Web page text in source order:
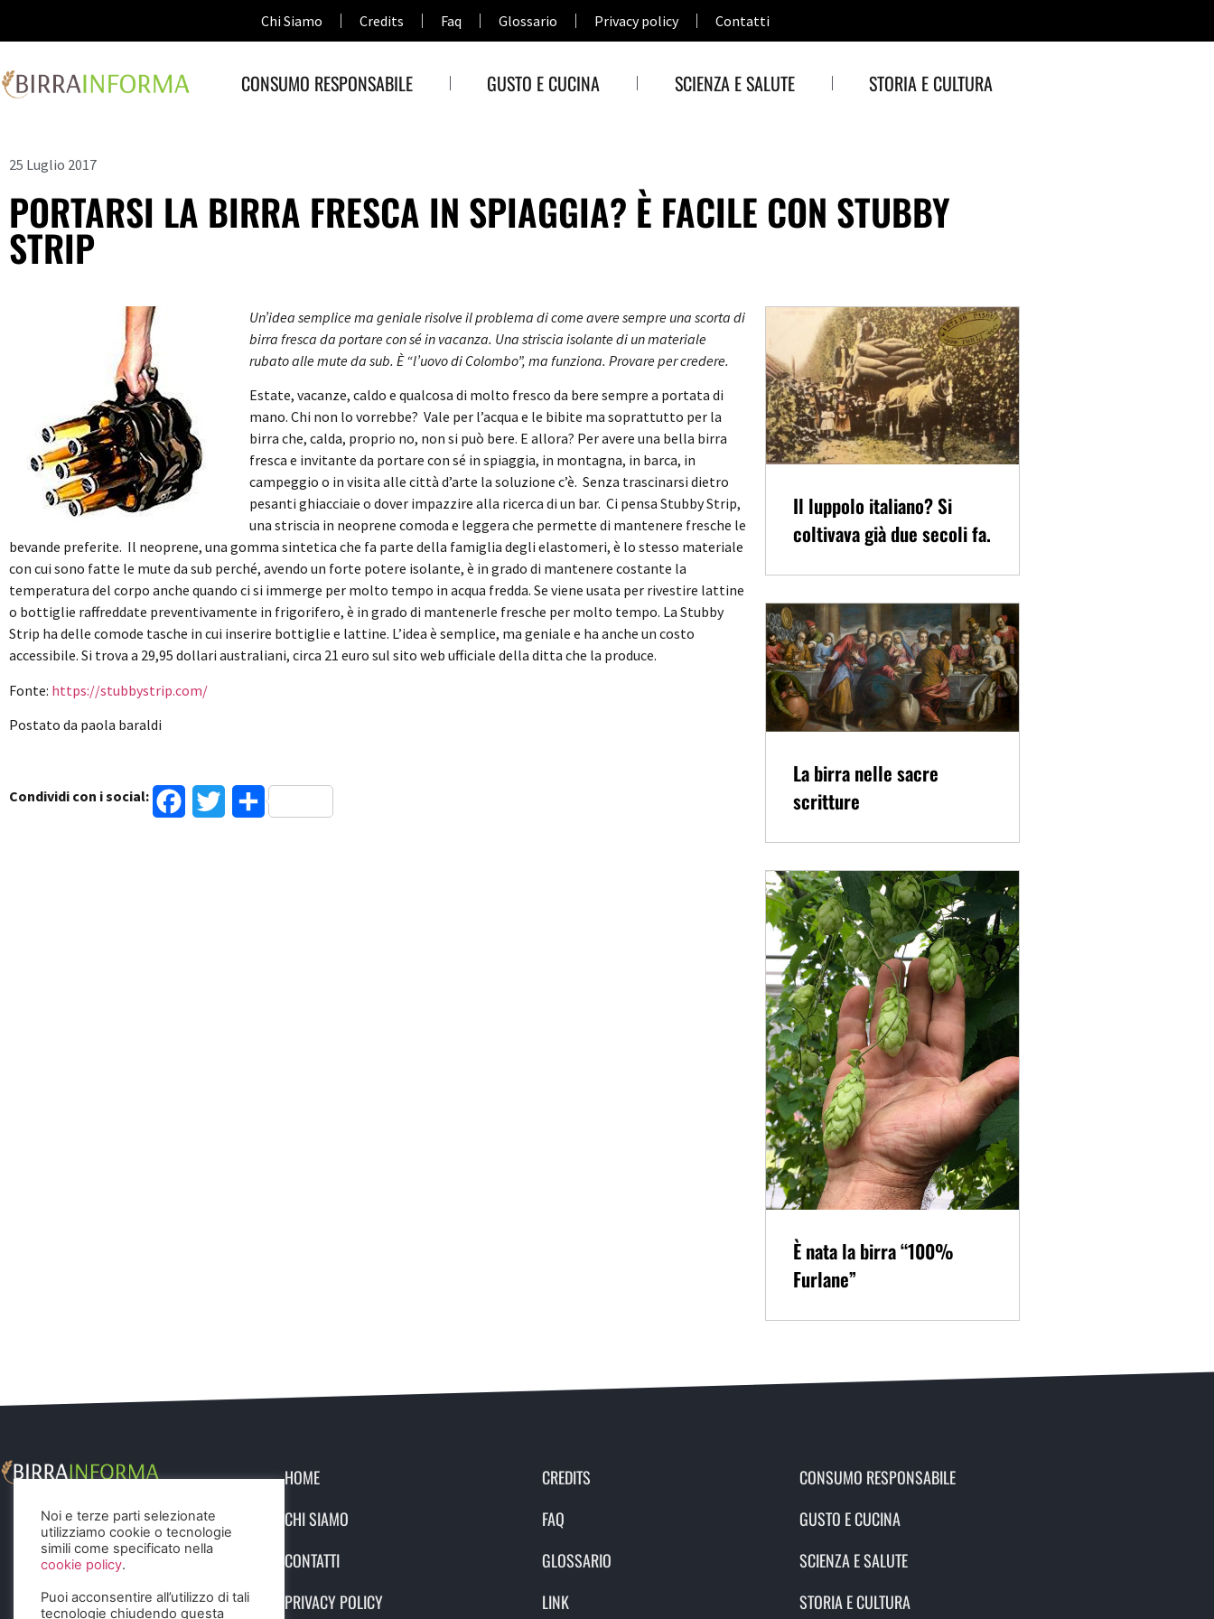
Chi Siamo Credits Faq Glossario Privacy policy Contatti
CONSUMO RESPONSABILE GUSTO E CUCINA SCIENZA E SALUTE STORIA E CULTURA
25 Luglio 2017
PORTARSI LA BIRRA FRESCA IN SPIAGGIA? È FACILE CON STUBBY
STRIP
Un’idea semplice ma geniale risolve il problema di come avere sempre una scorta di
birra fresca da portare con sé in vacanza. Una striscia isolante di un materiale
rubato alle mute da sub. È “l’uovo di Colombo”, ma funziona. Provare per credere.
Estate, vacanze, caldo e qualcosa di molto fresco da bere sempre a portata di
mano. Chi non lo vorrebbe? Vale per l’acqua e le bibite ma soprattutto per la
birra che, calda, proprio no, non si può bere. E allora? Per avere una bella birra
fresca e invitante da portare con sé in spiaggia, in montagna, in barca, in
campeggio o in visita alle città d’arte la soluzione c’è. Senza trascinarsi dietro
pesanti ghiacciaie o dover impazzire alla ricerca di un bar. Ci pensa Stubby Strip,
una striscia in neoprene comoda e leggera che permette di mantenere fresche le
bevande preferite. Il neoprene, una gomma sintetica che fa parte della famiglia degli elastomeri, è lo stesso materiale
con cui sono fatte le mute da sub perché, avendo un forte potere isolante, è in grado di mantenere costante la
temperatura del corpo anche quando ci si immerge per molto tempo in acqua fredda. Se viene usata per rivestire lattine
o bottiglie raffreddate preventivamente in frigorifero, è in grado di mantenerle fresche per molto tempo. La Stubby
Strip ha delle comode tasche in cui inserire bottiglie e lattine. L’idea è semplice, ma geniale e ha anche un costo
accessibile. Si trova a 29,95 dollari australiani, circa 21 euro sul sito web ufficiale della ditta che la produce.
Fonte: https://stubbystrip.com/
Postato da paola baraldi
Condividi con i social: FacebookTwitterCondividi
Il luppolo italiano? Si
coltivava già due secoli fa.
La birra nelle sacre
scritture
È nata la birra “100%
Furlane”
HOME
CHI SIAMO
CONTATTI
PRIVACY POLICY
CREDITS
FAQ
GLOSSARIO
LINK
CONSUMO RESPONSABILE
GUSTO E CUCINA
SCIENZA E SALUTE
STORIA E CULTURA
Noi e terze parti selezionate
utilizziamo cookie o tecnologie
simili come specificato nella
cookie policy.
Puoi acconsentire all’utilizzo di tali
tecnologie chiudendo questa